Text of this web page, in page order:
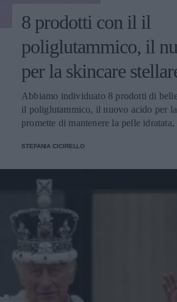
8 prodotti con il il
poliglutammico, il
per la skincare
Abbiamo individuato 8 prodotti di
il poliglutammico, il nuovo acido per
promette di mantenere la pelle
STEFANIA CICIRELLO